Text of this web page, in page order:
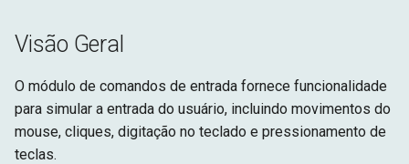
z
i
n
Navegador
Configuração
do Navegador
Arquitetura Shadow DOM
dispatch_touch_event
Página
Tempo de Execução
Visão Geral
O módulo de comandos de entrada fornece funcionalidade
para simular a entrada do usuário, incluindo movimentos do
mouse, cliques, digitação no teclado e pressionamento de
teclas.